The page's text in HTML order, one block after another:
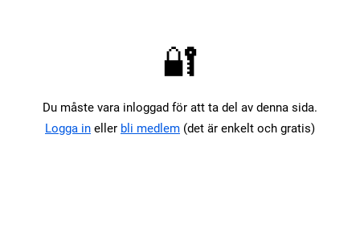
🔐
Du måste vara inloggad för att ta del av denna sida.
Logga in eller bli medlem (det är enkelt och gratis)